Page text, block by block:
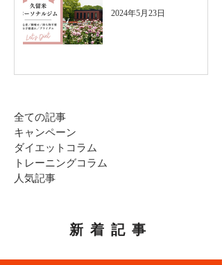
2024年5月23日
全ての記事
キャンペーン
ダイエットコラム
トレーニングコラム
人気記事
新着記事